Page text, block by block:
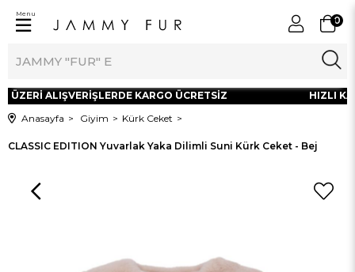
0
Menu
ALIŞVERİŞLERDE KARGO ÜCRETSİZ
HIZLI
Anasayfa
Giyim Kürk Ceket
CLASSIC EDITION Yuvarlak Yaka Dilimli Suni Kürk Ceket - Bej